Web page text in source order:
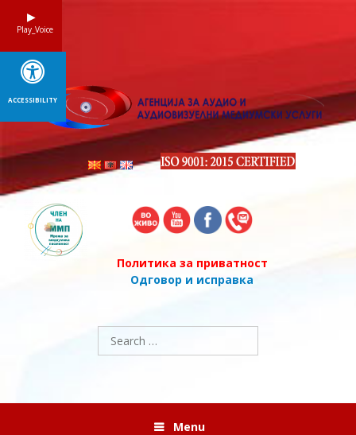
Политика за приватност
Одговор и исправка
Search
for:
Menu
Play_Voice
ACCESSIBILITY